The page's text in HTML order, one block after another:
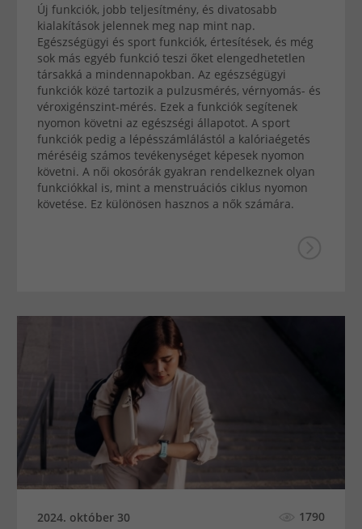
Új funkciók, jobb teljesítmény, és divatosabb
kialakítások jelennek meg nap mint nap.
Egészségügyi és sport funkciók, értesítések, és még
sok más egyéb funkció teszi őket elengedhetetlen
társakká a mindennapokban. Az egészségügyi
funkciók közé tartozik a pulzusmérés, vérnyomás- és
véroxigénszint-mérés. Ezek a funkciók segítenek
nyomon követni az egészségi állapotot. A sport
funkciók pedig a lépésszámlálástól a kalóriaégetés
méréséig számos tevékenységet képesek nyomon
követni. A női okosórák gyakran rendelkeznek olyan
funkciókkal is, mint a menstruációs ciklus nyomon
követése. Ez különösen hasznos a nők számára.
2024. október 30 1790